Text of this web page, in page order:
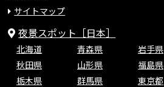
サイトマップ
夜景スポット［日本］
北海道 青森県 岩手県
秋田県
山形県 福島県
栃木県
群馬県 東京都